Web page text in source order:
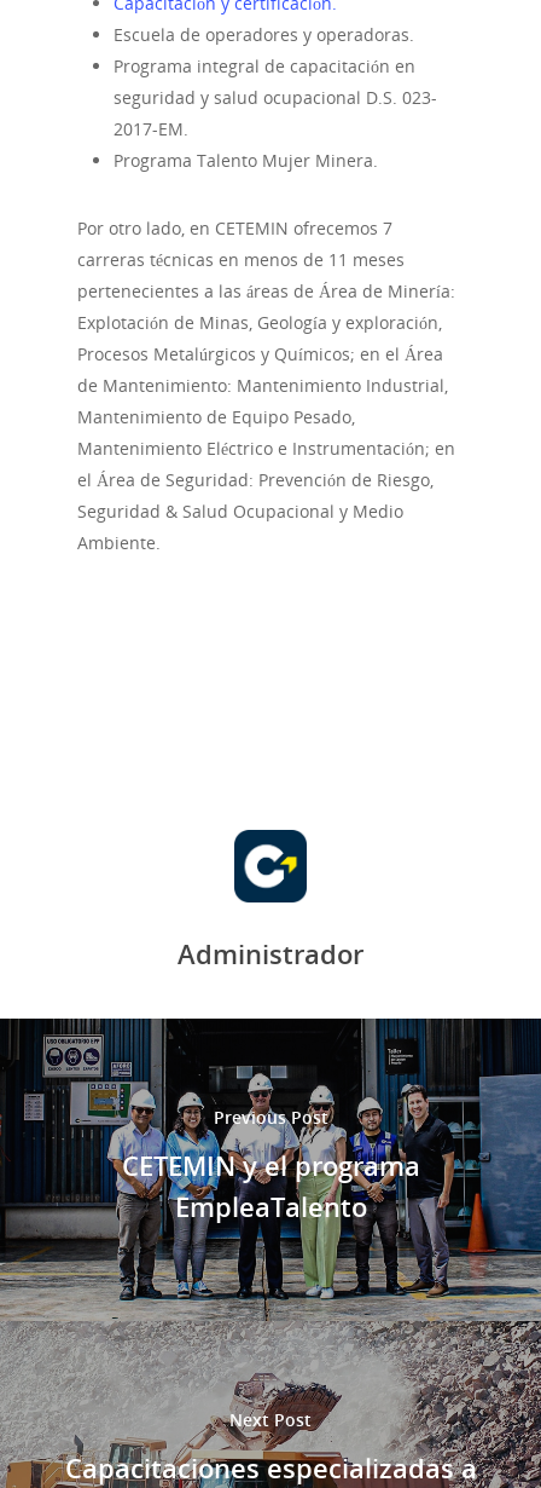
Escuela de operadores y operadoras.
Programa integral de capacitación en
seguridad y salud ocupacional D.S. 023-
2017-EM.
Programa Talento Mujer Minera.
Por otro lado, en CETEMIN ofrecemos 7
carreras técnicas en menos de 11 meses
pertenecientes a las áreas de Área de Minería:
Explotación de Minas, Geología y exploración,
Procesos Metalúrgicos y Químicos; en el Área
de Mantenimiento: Mantenimiento Industrial,
Mantenimiento de Equipo Pesado,
Mantenimiento Eléctrico e Instrumentación; en
el Área de Seguridad: Prevención de Riesgo,
Seguridad & Salud Ocupacional y Medio
Ambiente.
Administrador
Previous Post
CETEMIN y el programa
EmpleaTalento
Next Post
Capacitaciones especializadas a